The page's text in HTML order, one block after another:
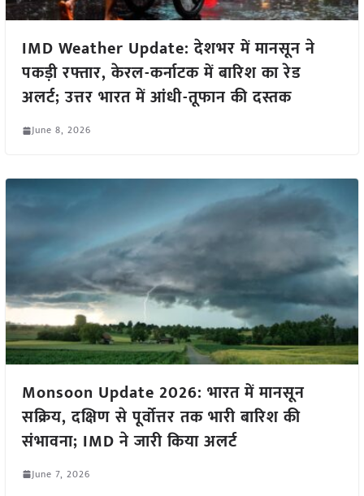
IMD Weather Update: देशभर में मानसून ने
पकड़ी रफ्तार, केरल-कर्नाटक में बारिश का रेड
अलर्ट; उत्तर भारत में आंधी-तूफान की दस्तक
June 8, 2026
Monsoon Update 2026: भारत में मानसून
सक्रिय, दक्षिण से पूर्वोत्तर तक भारी बारिश की
संभावना; IMD ने जारी किया अलर्ट
June 7, 2026